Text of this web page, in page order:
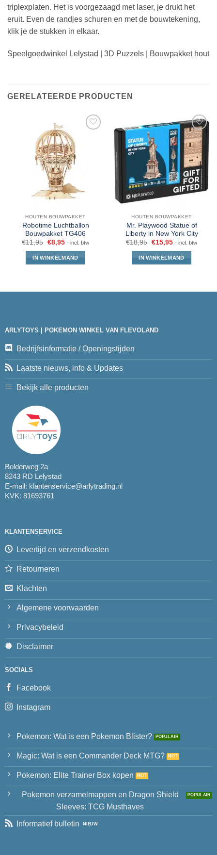
triplexplaten. Het is voorgezaagd met laser, je drukt het
eruit. Even de randjes schuren en met de bouwtekening,
klik je de stukken in elkaar.
Speelgoedwinkel Lelystad | 3D Puzzels | Bouwpakket hout
GERELATEERDE PRODUCTEN
HOUTEN BOUWPAKKET
Robotime Luchtballon
Bouwpakket TG406
€11,95 €8,95 - incl. btw
IN WINKELMAND
HOUTEN BOUWPAKKET
Mr. Playwood Statue of
Liberty in New York City
€18,95 €15,95 - incl. btw
IN WINKELMAND
ARLYTOYS | POKEMON WINKEL VAN FLEVOLAND
Bedrijfsinformatie / Openingstijden
Laatste nieuws, info & Updates
Bekijk alle producten
Bolderweg 2a
8243 RD Lelystad
E-mail: klantenservice@arlytrading.nl
KVK: 81693761
KLANTENSERVICE
Levertijd en verzendkosten
Retourneren
Klachten
Algemene voorwaarden
Privacybeleid
Disclaimer
SOCIALS
Facebook
Instagram
Pokemon: Wat is een Pokemon Blister?
Magic: Wat is een Commander Deck MTG?
Pokemon: Elite Trainer Box kopen
Pokemon verzamelmappen en Dragon Shield
Sleeves: TCG Musthaves
Informatief bulletin